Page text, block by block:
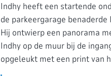
Indhy heeft een startende
de parkeergarage
Hij ontwierp een panorama
Indhy op de muur bij de
opgeleukt met een print van